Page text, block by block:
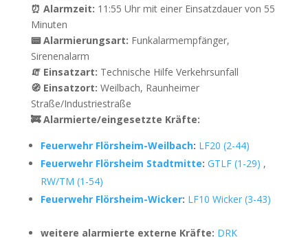
⏰ Alarmzeit: 11:55 Uhr mit einer Einsatzdauer von 55
Minuten
📟 Alarmierungsart: Funkalarmempfänger,
Sirenenalarm
🧯 Einsatzart: Technische Hilfe Verkehrsunfall
🧭 Einsatzort: Weilbach, Raunheimer
Straße/Industriestraße
🚒 Alarmierte/eingesetzte Kräfte:
Feuerwehr Flörsheim-Weilbach: LF20 (2-44)
Feuerwehr Flörsheim Stadtmitte: GTLF (1-29) ,
RW/TM (1-54)
Feuerwehr Flörsheim-Wicker: LF10 Wicker (3-43)
weitere alarmierte externe Kräfte: DRK